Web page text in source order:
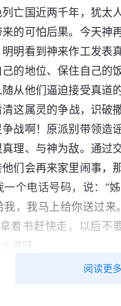
亡国近两千年，犹
的可怕后果。今天神
明看到神来作工发表
的地位、保住自己的
从他们逼迫接受真
这属灵的争战，识破
战啊！原派别带领
理、与神为敌。通过
们会再来家里闹事，
个电话号码，说：“
，我马上给你送过
着书赶快走，以后不
滋味。
妹，父亲不会再来搅扰
阅读更多